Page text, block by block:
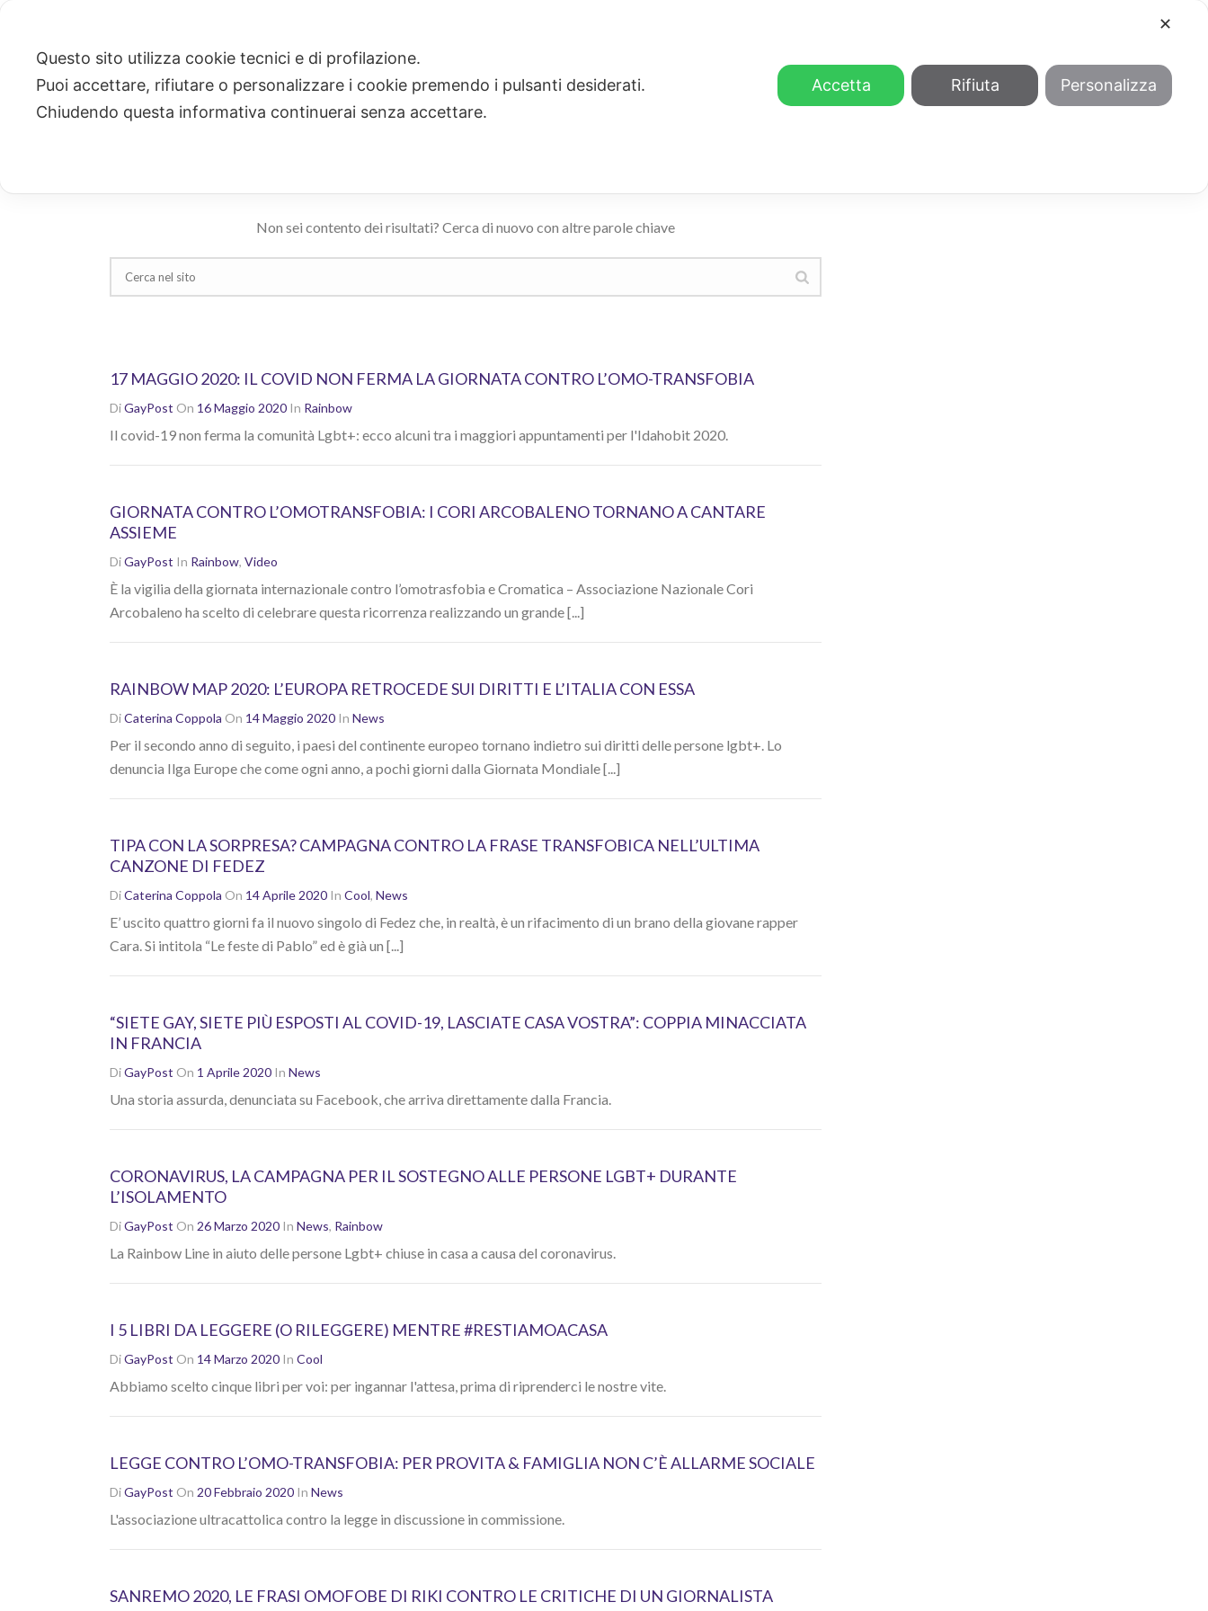
CERCA
Non sei contento dei risultati? Cerca di nuovo con altre parole chiave
17 MAGGIO 2020: IL COVID NON FERMA LA GIORNATA CONTRO L’OMO-TRANSFOBIA
DiGayPost On 16 Maggio 2020 In Rainbow
Il covid-19 non ferma la comunità Lgbt+: ecco alcuni tra i maggiori appuntamenti per l'Idahobit 2020.
GIORNATA CONTRO L’OMOTRANSFOBIA: I CORI ARCOBALENO TORNANO A CANTARE
ASSIEME
DiGayPost In Rainbow, Video
È la vigilia della giornata internazionale contro l’omotrasfobia e Cromatica – Associazione Nazionale Cori
Arcobaleno ha scelto di celebrare questa ricorrenza realizzando un grande [...]
RAINBOW MAP 2020: L’EUROPA RETROCEDE SUI DIRITTI E L’ITALIA CON ESSA
DiCaterina Coppola On 14 Maggio 2020 In News
Per il secondo anno di seguito, i paesi del continente europeo tornano indietro sui diritti delle persone lgbt+. Lo
denuncia Ilga Europe che come ogni anno, a pochi giorni dalla Giornata Mondiale [...]
TIPA CON LA SORPRESA? CAMPAGNA CONTRO LA FRASE TRANSFOBICA NELL’ULTIMA
CANZONE DI FEDEZ
DiCaterina Coppola On 14 Aprile 2020 In Cool, News
E’ uscito quattro giorni fa il nuovo singolo di Fedez che, in realtà, è un rifacimento di un brano della giovane rapper
Cara. Si intitola “Le feste di Pablo” ed è già un [...]
“SIETE GAY, SIETE PIÙ ESPOSTI AL COVID-19, LASCIATE CASA VOSTRA”: COPPIA MINACCIATA
IN FRANCIA
DiGayPost On 1 Aprile 2020 In News
Una storia assurda, denunciata su Facebook, che arriva direttamente dalla Francia.
CORONAVIRUS, LA CAMPAGNA PER IL SOSTEGNO ALLE PERSONE LGBT+ DURANTE
L’ISOLAMENTO
DiGayPost On 26 Marzo 2020 In News, Rainbow
La Rainbow Line in aiuto delle persone Lgbt+ chiuse in casa a causa del coronavirus.
I 5 LIBRI DA LEGGERE (O RILEGGERE) MENTRE #RESTIAMOACASA
DiGayPost On 14 Marzo 2020 In Cool
Abbiamo scelto cinque libri per voi: per ingannar l'attesa, prima di riprenderci le nostre vite.
LEGGE CONTRO L’OMO-TRANSFOBIA: PER PROVITA & FAMIGLIA NON C’È ALLARME SOCIALE
DiGayPost On 20 Febbraio 2020 In News
L'associazione ultracattolica contro la legge in discussione in commissione.
SANREMO 2020, LE FRASI OMOFOBE DI RIKI CONTRO LE CRITICHE DI UN GIORNALISTA
✕
Questo sito utilizza cookie tecnici e di profilazione.
Puoi accettare, rifiutare o personalizzare i cookie premendo i pulsanti desiderati.
Chiudendo questa informativa continuerai senza accettare.
Accetta Rifiuta Personalizza